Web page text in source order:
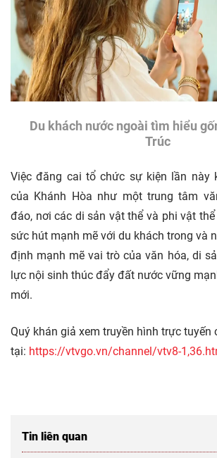
Du khách nước ngoài tìm hiểu
Trúc
Việc đăng cai tổ chức sự kiện lần này
của Khánh Hòa như một trung tâm
đáo, nơi các di sản vật thể và phi vật
sức hút mạnh mẽ với du khách trong và
định mạnh mẽ vai trò của văn hóa, di
lực nội sinh thúc đẩy đất nước vững
mới.
Quý khán giả xem truyền hình trực tuyến
tại: https://vtvgo.vn/channel/vtv8-
Tin liên quan